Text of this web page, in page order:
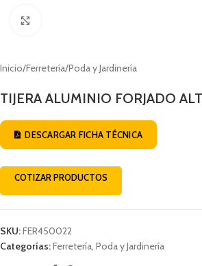
Inicio/Ferretería/Poda y Jardinería
TIJERA ALUMINIO FORJADO
DESCARGAR FICHA TÉCNICA
COTIZAR PRODUCTOS
SKU:FER450022
Categorías:Ferretería, Poda y Jardinería